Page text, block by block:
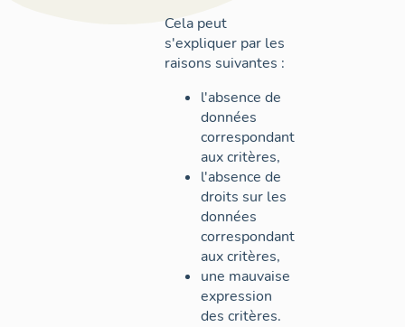
Cela peut
s'expliquer par les
raisons suivantes :
l'absence de
données
correspondant
aux critères,
l'absence de
droits sur les
données
correspondant
aux critères,
une mauvaise
expression
des critères.